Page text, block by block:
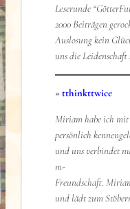
Leserunde
2000 Beiträgen
Auslosung kein
uns die
» tthinkttwice
Miriam habe ich mit
persönlich
und uns verbindet
m-
Freundschaft.
und lädt zum